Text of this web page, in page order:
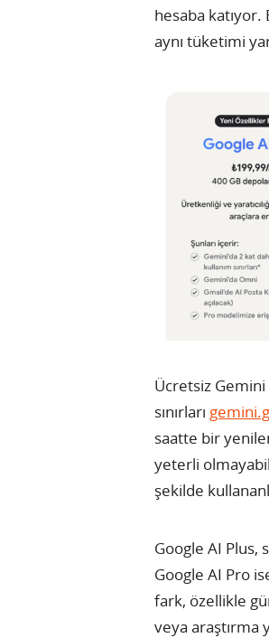
hesaba
aynı tüketimi
Ücretsiz Gemini
sınırları
saatte bir
yeterli
şekilde
Google AI Plus,
Google AI Pro
fark, özellikle
veya araştırma